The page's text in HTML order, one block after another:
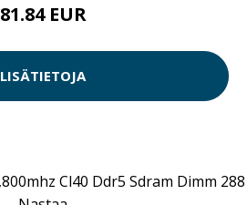
81.84 EUR
LISÄTIETOJA